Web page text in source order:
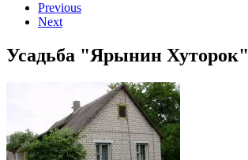
Previous
Next
Усадьба "Ярынин Хуторок"